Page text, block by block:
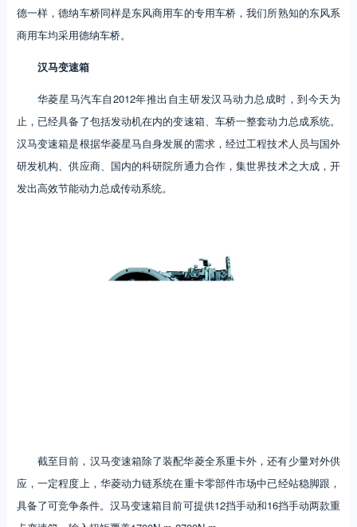
德一样，德纳车桥同样是东风商用车的专用车桥，我们所熟知的东风系
商用车均采用德纳车桥。
汉马变速箱
华菱星马汽车自2012年推出自主研发汉马动力总成时，到今天为
止，已经具备了包括发动机在内的变速箱、车桥一整套动力总成系统。
汉马变速箱是根据华菱星马自身发展的需求，经过工程技术人员与国外
研发机构、供应商、国内的科研院所通力合作，集世界技术之大成，开
发出高效节能动力总成传动系统。
截至目前，汉马变速箱除了装配华菱全系重卡外，还有少量对外供
应，一定程度上，华菱动力链系统在重卡零部件市场中已经站稳脚跟，
具备了可竞争条件。汉马变速箱目前可提供12挡手动和16挡手动两款重